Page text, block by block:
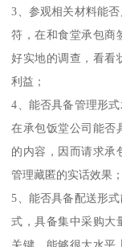
3、参观相关材料能
符，在和食堂承包商
好实地的调查，看看
利益；
4、能否具备管理形
在承包饭堂公司能否
的内容，因而请求承
管理藏匿的实话效果；
5、能否具备配送形
式，具备集中采购大